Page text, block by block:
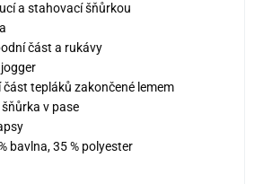
a stahovací šňůrkou
část a rukávy
část tepláků zakončené lemem
v pase
bavlna, 35 % polyester